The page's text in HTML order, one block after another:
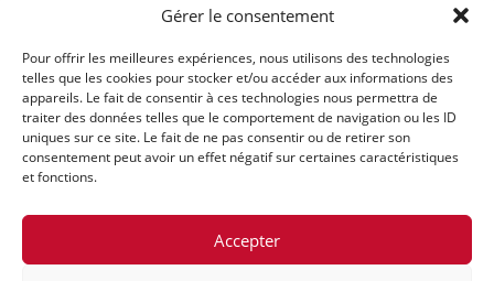
Gérer le consentement
Pour offrir les meilleures expériences, nous utilisons des technologies
telles que les cookies pour stocker et/ou accéder aux informations des
appareils. Le fait de consentir à ces technologies nous permettra de
traiter des données telles que le comportement de navigation ou les ID
uniques sur ce site. Le fait de ne pas consentir ou de retirer son
consentement peut avoir un effet négatif sur certaines caractéristiques
et fonctions.
Accepter
Trouver nos produits
Politique de frais d'envoi
Termes et conditions
Politique de remboursement